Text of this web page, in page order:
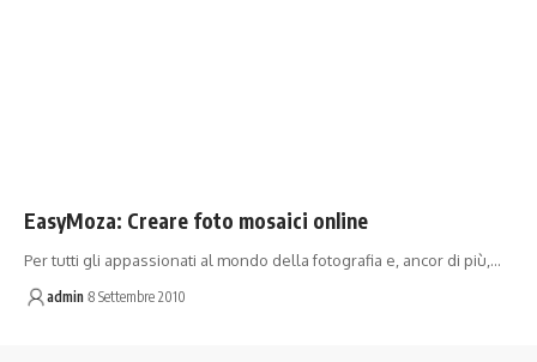
EasyMoza: Creare foto mosaici online
Per tutti gli appassionati al mondo della fotografia e, ancor di più,…
admin 8 Settembre 2010